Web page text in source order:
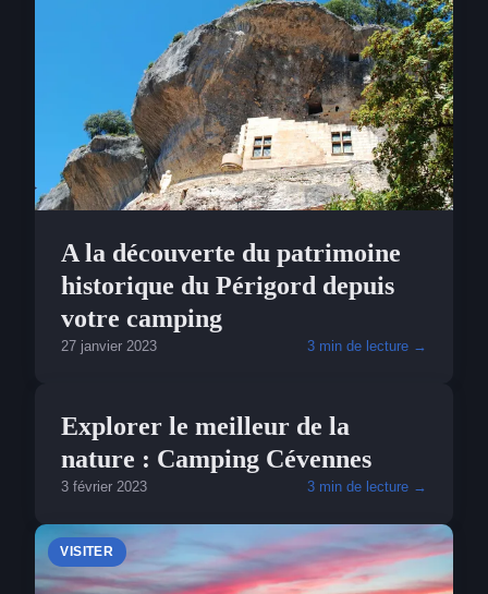
A la découverte du patrimoine
historique du Périgord depuis
votre camping
27 janvier 2023 3 min de lecture →
Explorer le meilleur de la
nature : Camping Cévennes
3 février 2023 3 min de lecture →
VISITER